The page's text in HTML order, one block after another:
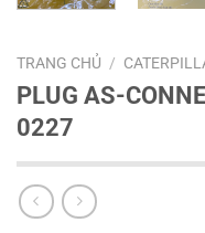
TRANG CHỦ /
PLUG AS-
0227